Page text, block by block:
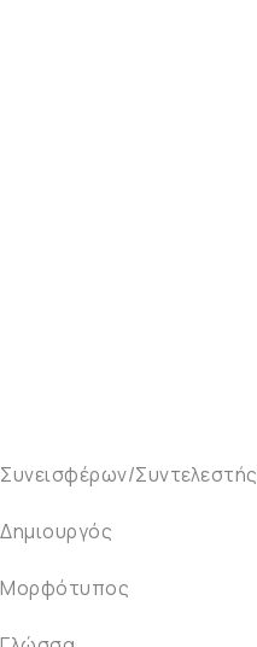
Συνεισφέρων/Συντελεστής
Δημιουργός
Μορφότυπος